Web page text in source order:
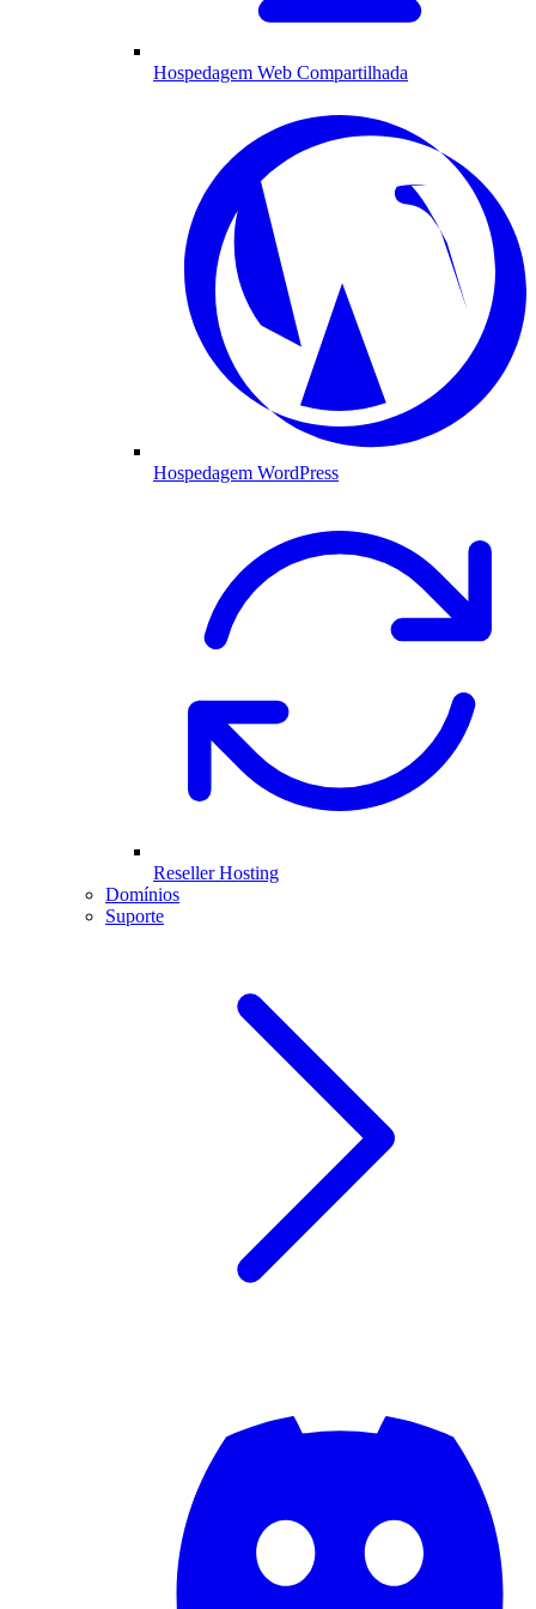
Hospedagem Web Compartilhada
Hospedagem WordPress
Reseller Hosting
Domínios
Suporte